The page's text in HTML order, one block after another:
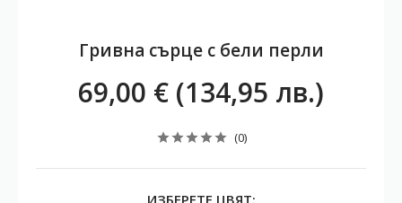
Гривна сърце с бели перли
69,00 € (134,95 лв.)
(0)
ИЗБЕРЕТЕ ЦВЯТ: